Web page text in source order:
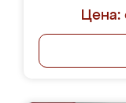
Цена: